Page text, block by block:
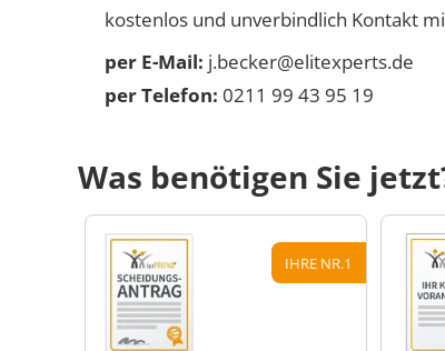
kostenlos und unverbindlich Kontakt
per E-Mail: j.becker@elitexperts.de
per Telefon: 0211 99 43 95 19
Was benötigen Sie
IHRE NR.1